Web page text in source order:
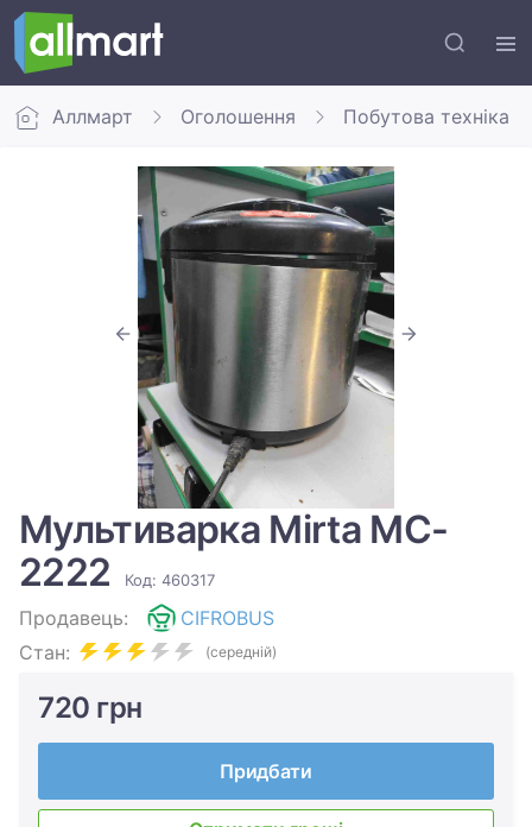
Аллмарт Оголошення Побутова техніка
Мультиварка Mirta MC-
2222
Код: 460317
Продавець:
CIFROBUS
Стан:
(середній)
720 грн
Придбати